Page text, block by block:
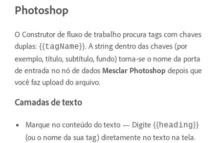
Photoshop
O Construtor de fluxo de trabalho procura tags com chaves
duplas: {{tagName}}. A string dentro das chaves (por
exemplo, título, subtítulo, fundo) torna-se o nome da porta
de entrada no nó de dados Mesclar Photoshop depois que
você faz upload do arquivo.
Camadas de texto
Marque no conteúdo do texto — Digite {{heading}}
(ou o nome da sua tag) diretamente no texto na tela.